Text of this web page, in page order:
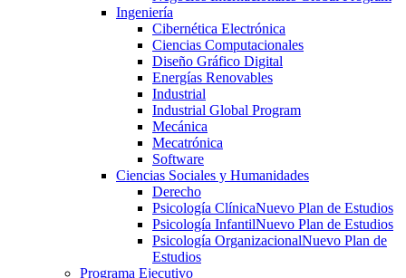
Ingeniería
Cibernética Electrónica
Ciencias Computacionales
Diseño Gráfico Digital
Energías Renovables
Industrial
Industrial Global Program
Mecánica
Mecatrónica
Software
Ciencias Sociales y Humanidades
Derecho
Psicología ClínicaNuevo Plan de Estudios
Psicología InfantilNuevo Plan de Estudios
Psicología OrganizacionalNuevo Plan de
Estudios
Programa Ejecutivo